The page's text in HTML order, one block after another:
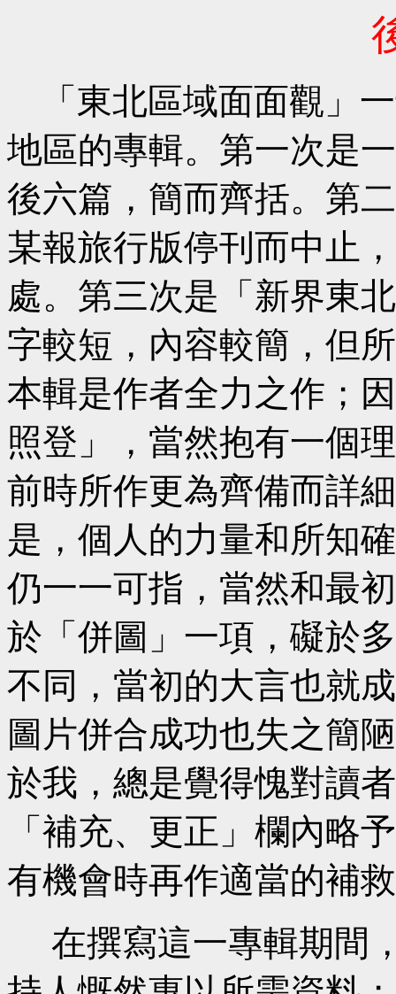
「東北區域面面觀」
地區的專輯。第一次是
後六篇，簡而齊括。第
某報旅行版停刊而中止
處。第三次是「新界東
字較短，內容較簡，但
本輯是作者全力之作；
照登」，當然抱有一個
前時所作更為齊備而詳
是，個人的力量和所知
仍一一可指，當然和最
於「併圖」一項，礙於
不同，當初的大言也就
圖片併合成功也失之簡
於我，總是覺得愧對讀
「補充、更正」欄內略
有機會時再作適當的補
在撰寫這一專輯期間